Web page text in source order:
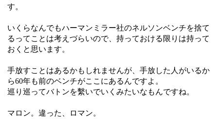
す。
いくらなんでもハーマンミラー社のネルソンベンチを捨て
るってことは考えづらいので、持っておける限りは持って
おくと思います。
手放すことはあるかもしれませんが、手放した人がいるか
ら60年も前のベンチがここにあるんですよ。
巡り巡ってバトンを繫いでいくみたいなもんですね。
マロン。違った、ロマン。